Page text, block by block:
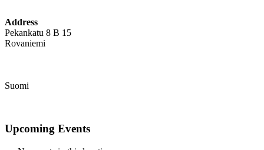
Address
Pekankatu 8 B 15
Rovaniemi
Suomi
Upcoming Events